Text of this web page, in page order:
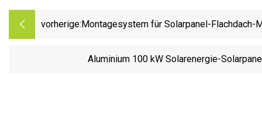
vorherige: Montagesystem für Solarpanel-Flachdach-
Aluminium 100 kW Solarenergie-